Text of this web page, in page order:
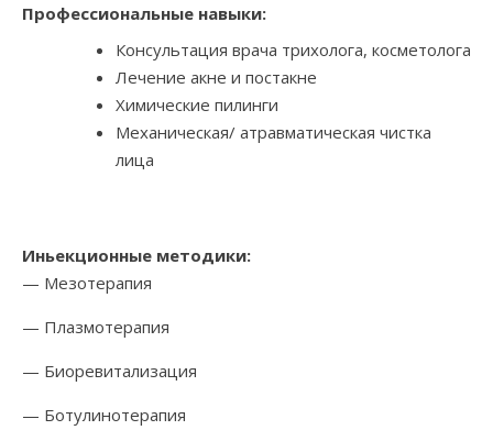
Профессиональные навыки:
Консультация врача трихолога, косметолога
Лечение акне и постакне
Химические пилинги
Механическая/ атравматическая чистка
лица
Иньекционные методики:
— Мезотерапия
— Плазмотерапия
— Биоревитализация
— Ботулинотерапия